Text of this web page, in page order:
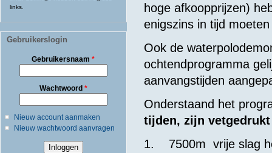
links.
Gebruikerslogin
Gebruikersnaam*
Wachtwoord *
Nieuw account aanmaken
Nieuw wachtwoord aanvragen
hoge afkoopprijzen)
enigszins in tijd
Ook de
ochtendprogramma
aanvangstijden
Onderstaand het
tijden, zijn
1. 7500m vrije